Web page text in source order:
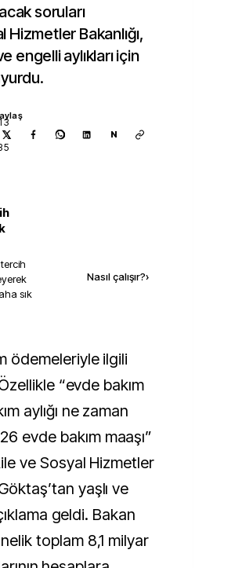
soruları
Hizmetler Bakanlığı,
engelli aylıkları için
N
sık
Nasıl çalışır?›
“evde bakım
aylığı ne zaman
evde bakım maaşı”
ve Sosyal Hizmetler
yaşlı ve
geldi. Bakan
toplam 8,1 milyar